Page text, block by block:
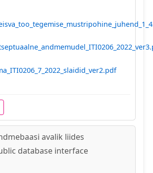
avalik liides
database interface